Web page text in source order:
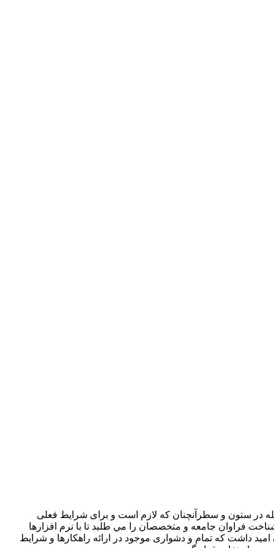
در ستون و سطرآنچنان که لازم است و برای شرايط فعلی
فراوان جامعه و متخصصان را مي طلبد تا با نرم افزارها
داشت که تمام و دشواری موجود در ارائه راهکارها و شرايط